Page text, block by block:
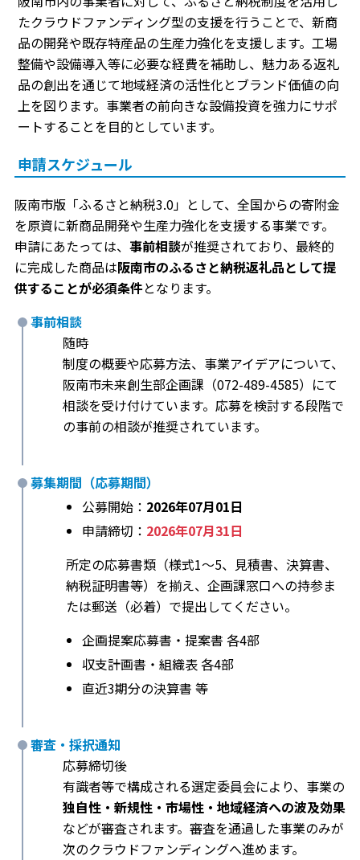
たクラウドファンディング型の支援を行うことで、新商
品の開発や既存特産品の生産力強化を支援します。工場
整備や設備導入等に必要な経費を補助し、魅力ある返礼
品の創出を通じて地域経済の活性化とブランド価値の向
上を図ります。事業者の前向きな設備投資を強力にサポ
ートすることを目的としています。
申請スケジュール
阪南市版「ふるさと納税3.0」として、全国からの寄附金
を原資に新商品開発や生産力強化を支援する事業です。
申請にあたっては、 事前相談が推奨されており、最終的
に完成した商品は阪南市のふるさと納税返礼品として提
供することが必須条件となります。
事前相談
随時
制度の概要や応募方法、事業アイデアについて、
阪南市未来創生部企画課（072-489-4585）にて
相談を受け付けています。応募を検討する段階で
の事前の相談が推奨されています。
募集期間（応募期間）
公募開始： 2026年07月01日
申請締切： 2026年07月31日
所定の応募書類（様式1〜5、見積書、決算書、
納税証明書等）を揃え、企画課窓口への持参ま
たは郵送（必着）で提出してください。
企画提案応募書・提案書 各4部
収支計画書・組織表 各4部
直近3期分の決算書 等
審査・採択通知
応募締切後
有識者等で構成される選定委員会により、事業の
独自性・新規性・市場性・地域経済への波及効果
などが審査されます。審査を通過した事業のみが
次のクラウドファンディングへ進めます。